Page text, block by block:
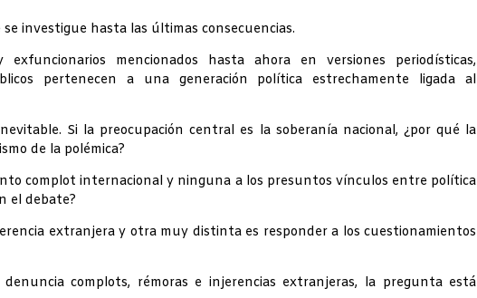
investigue hasta las últimas consecuencias.
mencionados hasta ahora en versiones periodísticas,
pertenecen a una generación política estrechamente ligada al
Si la preocupación central es la soberanía nacional, ¿por qué la
de la polémica?
complot internacional y ninguna a los presuntos vínculos entre política
el debate?
extranjera y otra muy distinta es responder a los cuestionamientos
complots, rémoras e injerencias extranjeras, la pregunta está